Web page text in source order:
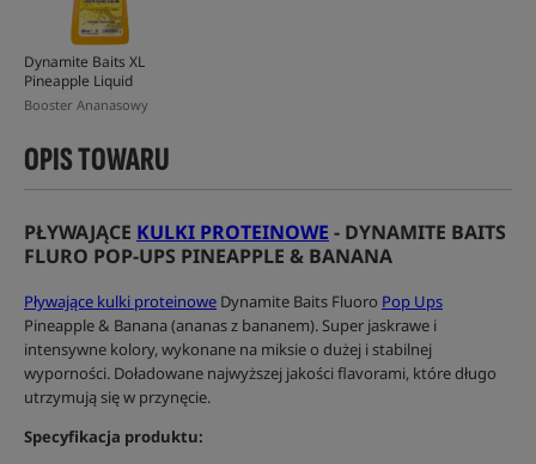
Dynamite Baits XL
Pineapple Liquid
Booster Ananasowy
OPIS TOWARU
PŁYWAJĄCE KULKI PROTEINOWE - DYNAMITE BAITS
FLURO POP-UPS PINEAPPLE & BANANA
Pływające kulki proteinowe Dynamite Baits Fluoro Pop Ups
Pineapple & Banana (ananas z bananem). Super jaskrawe i
intensywne kolory, wykonane na miksie o dużej i stabilnej
wyporności. Doładowane najwyższej jakości flavorami, które długo
utrzymują się w przynęcie.
Specyfikacja produktu: